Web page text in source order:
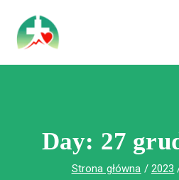
treści
Wojewódzki
Św. Rafała w
Day: 27
Strona główna 2023